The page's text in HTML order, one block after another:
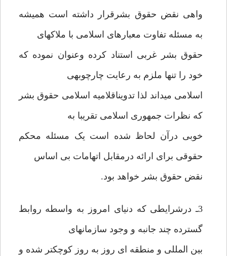
واهی نقض حقوق بشرقرار داشته است همیشه
به مسئله تفاوت معبارهای اسلامی با ملاکهای
حقوق بشر غربی استناد کرده وعنوان نموده که
خود را تنها ملزم به رعایت چارچوبهی
اسلامی میداند لذا تدویناقلامیه اسلامی حقوق بشر
که نظرات جمهوری اسلامی تقریبا به
خوبی درآن لحاظ شده است یک مسئله محکم
حقوقی برای ارائه درمقابل اتهامات بی اساس
نقض حقوق بشر خواهد بود.
3ـ درشرایطی که دنیای امروز به واسطه روابط
گسترده چند جانبه و وجود سازمانهای
بین المللی و منطقه ای روز به روز کوچکتر شده و